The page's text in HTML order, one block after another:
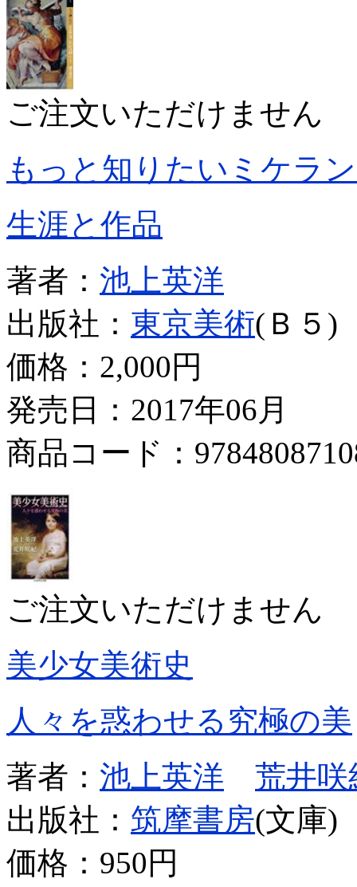
ご注文いただけません
もっと知りたいミケラ
生涯と作品
著者： 池上英洋
出版社： 東京美術(Ｂ５)
価格： 2,000円
発売日：2017年06月
商品コード：
ご注文いただけません
美少女美術史
人々を惑わせる究極の美
著者： 池上英洋
荒井咲
出版社： 筑摩書房(文庫)
価格： 950円